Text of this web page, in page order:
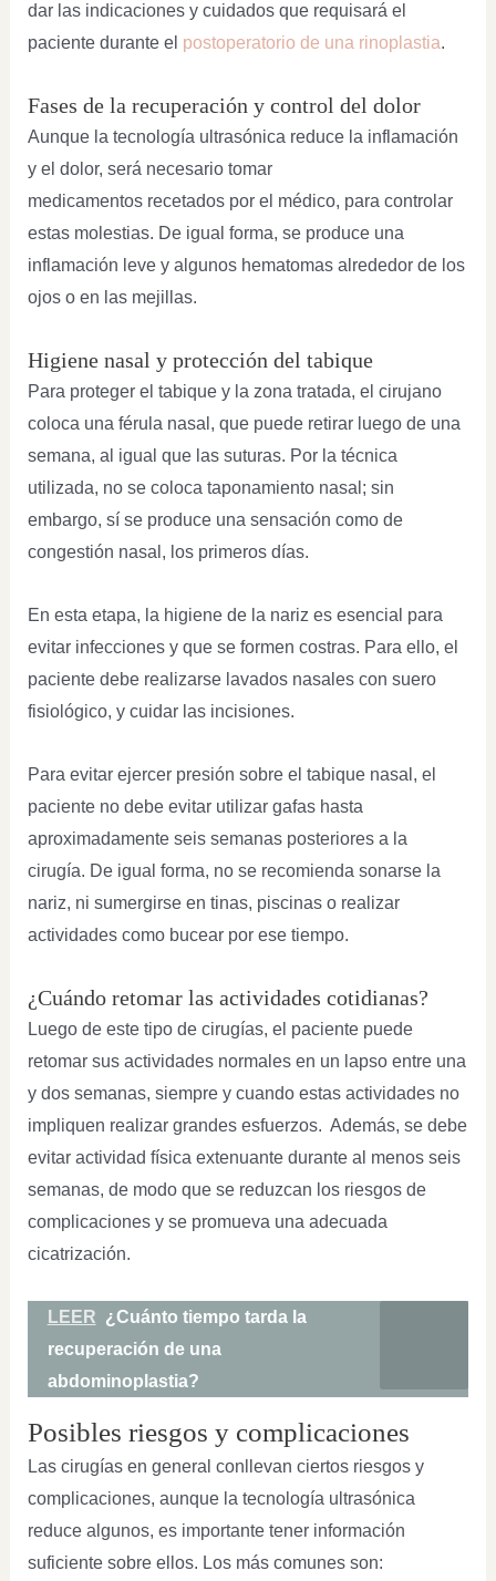
dar las indicaciones y cuidados que requisará el
paciente durante el postoperatorio de una rinoplastia.
Fases de la recuperación y control del dolor
Aunque la tecnología ultrasónica reduce la inflamación
y el dolor, será necesario tomar
medicamentos recetados por el médico, para controlar
estas molestias. De igual forma, se produce una
inflamación leve y algunos hematomas alrededor de los
ojos o en las mejillas.
Higiene nasal y protección del tabique
Para proteger el tabique y la zona tratada, el cirujano
coloca una férula nasal, que puede retirar luego de una
semana, al igual que las suturas. Por la técnica
utilizada, no se coloca taponamiento nasal; sin
embargo, sí se produce una sensación como de
congestión nasal, los primeros días.
En esta etapa, la higiene de la nariz es esencial para
evitar infecciones y que se formen costras. Para ello, el
paciente debe realizarse lavados nasales con suero
fisiológico, y cuidar las incisiones.
Para evitar ejercer presión sobre el tabique nasal, el
paciente no debe evitar utilizar gafas hasta
aproximadamente seis semanas posteriores a la
cirugía. De igual forma, no se recomienda sonarse la
nariz, ni sumergirse en tinas, piscinas o realizar
actividades como bucear por ese tiempo.
¿Cuándo retomar las actividades cotidianas?
Luego de este tipo de cirugías, el paciente puede
retomar sus actividades normales en un lapso entre una
y dos semanas, siempre y cuando estas actividades no
impliquen realizar grandes esfuerzos. Además, se debe
evitar actividad física extenuante durante al menos seis
semanas, de modo que se reduzcan los riesgos de
complicaciones y se promueva una adecuada
cicatrización.
LEER ¿Cuánto tiempo tarda la
recuperación de una
abdominoplastia?
Posibles riesgos y complicaciones
Las cirugías en general conllevan ciertos riesgos y
complicaciones, aunque la tecnología ultrasónica
reduce algunos, es importante tener información
suficiente sobre ellos. Los más comunes son: